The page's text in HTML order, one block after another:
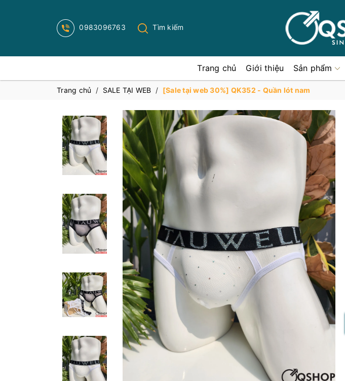
0983096763 Tìm kiếm
Trang chủ Giới thiệu Sản phẩm
Trang chủ / SALE TẠI WEB / [Sale tại web 30%] QK352 - Quần lót nam